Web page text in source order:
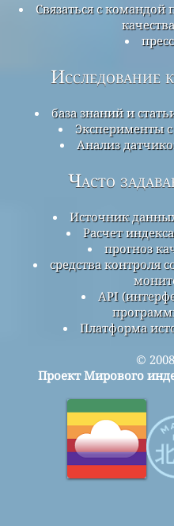
Связаться с
Исследование
база знаний и
Эксперименты
Анализ
Часто
Источник
Расчет
прогноз
средства контроля
API
Платформа
©
Проект Мирового